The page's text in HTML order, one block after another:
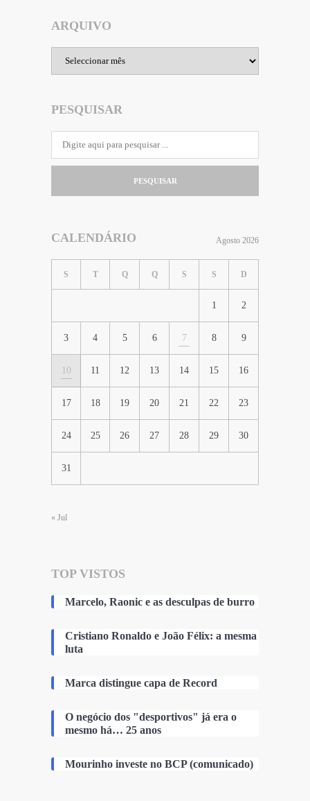
ARQUIVO
PESQUISAR
PESQUISAR
CALENDÁRIO Agosto 2026
S T Q Q S S D
1 2
3 4 5 6 7 8 9
10 11 12 13 14 15 16
17 18 19 20 21 22 23
24 25 26 27 28 29 30
31
« Jul
TOP VISTOS
Marcelo, Raonic e as desculpas de burro
Cristiano Ronaldo e João Félix: a mesma
luta
Marca distingue capa de Record
O negócio dos "desportivos" já era o
mesmo há… 25 anos
Mourinho investe no BCP (comunicado)